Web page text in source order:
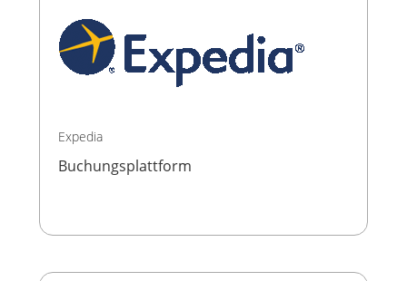
Expedia
Buchungsplattform